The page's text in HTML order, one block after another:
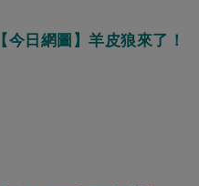
【今日網圖】羊皮狼來了！